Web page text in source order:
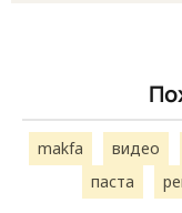
makfa видео
паста